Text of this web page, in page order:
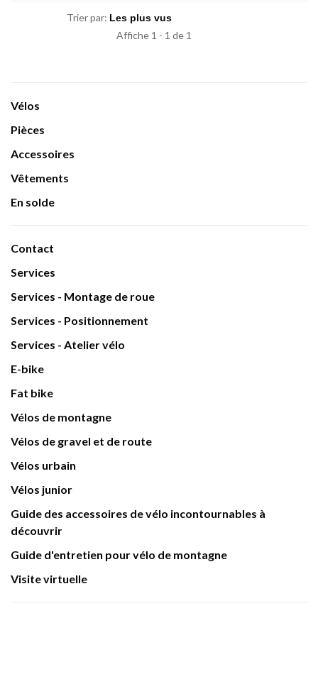
Trier par:
Affiche 1 - 1 de 1
Vélos
Pièces
Accessoires
Vêtements
En solde
Contact
Services
Services - Montage de roue
Services - Positionnement
Services - Atelier vélo
E-bike
Fat bike
Vélos de montagne
Vélos de gravel et de route
Vélos urbain
Vélos junior
Guide des accessoires de vélo incontournables à
découvrir
Guide d'entretien pour vélo de montagne
Visite virtuelle